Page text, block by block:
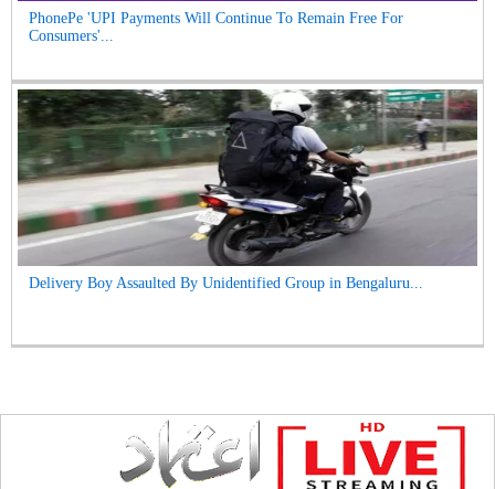
PhonePe 'UPI Payments Will Continue To Remain Free For
Consumers'...
Delivery Boy Assaulted By Unidentified Group in Bengaluru...